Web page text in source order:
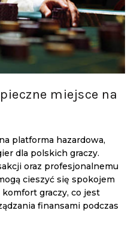
miejsce na
platforma hazardowa,
dla polskich graczy.
oraz profesjonalnemu
cieszyć się spokojem
graczy, co jest
finansami podczas